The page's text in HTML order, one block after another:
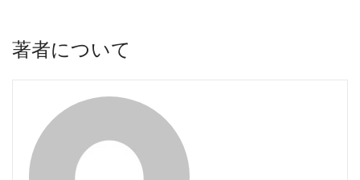
著者について